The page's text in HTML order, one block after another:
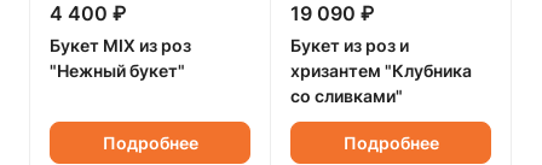
4 400 ₽
Букет MIX из роз
"Нежный букет"
Подробнее
19 090 ₽
Букет из роз и
хризантем "Клубника
со сливками"
Подробнее